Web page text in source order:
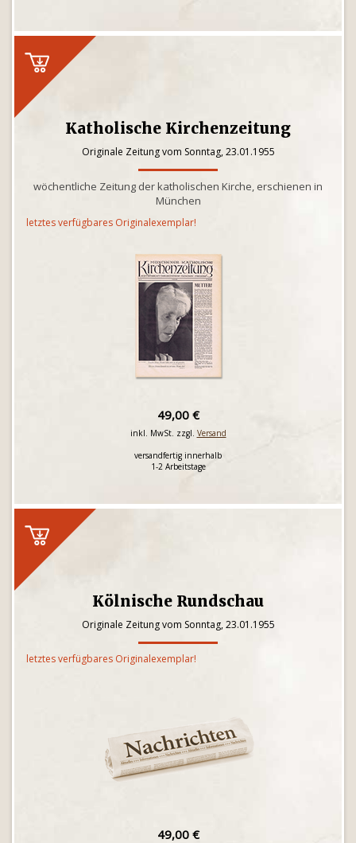
Katholische Kirchenzeitung
Originale Zeitung vom Sonntag, 23.01.1955
wöchentliche Zeitung der katholischen Kirche, erschienen in
München
letztes verfügbares Originalexemplar!
49,00 €
inkl. MwSt. zzgl. Versand
versandfertig innerhalb
1-2 Arbeitstage
Kölnische Rundschau
Originale Zeitung vom Sonntag, 23.01.1955
letztes verfügbares Originalexemplar!
49,00 €